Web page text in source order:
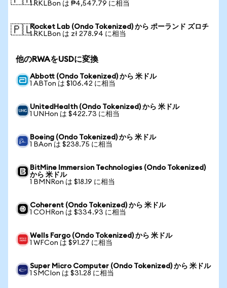
1 RKLBon は ₱4,547.79 に相当
🇵🇱Rocket Lab (Ondo Tokenized) から ポーランド ズロチ
1 RKLBon は zł 278.94 に相当
他のRWAをUSDに変換
Abbott (Ondo Tokenized) から 米ドル
1 ABTon は $106.42 に相当
UnitedHealth (Ondo Tokenized) から 米ドル
1 UNHon は $422.73 に相当
Boeing (Ondo Tokenized) から 米ドル
1 BAon は $238.75 に相当
BitMine Immersion Technologies (Ondo Tokenized)
から 米ドル
1 BMNRon は $18.19 に相当
Coherent (Ondo Tokenized) から 米ドル
1 COHRon は $334.93 に相当
Wells Fargo (Ondo Tokenized) から 米ドル
1 WFCon は $91.27 に相当
Super Micro Computer (Ondo Tokenized) から 米ドル
1 SMCIon は $31.28 に相当